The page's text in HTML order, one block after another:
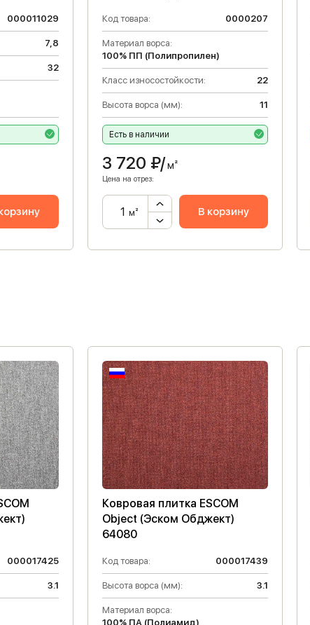
000011029
7,8
32
Код товара: 0000207
Материал ворса:
100% ПП (Полипропилен)
Класс износостойкости: 22
Высота ворса (мм): 11
Есть в наличии
3 720 ₽/м²
Цена на отрез:
м² В корзину
000017425
3.1
Ковровая плитка ESCOM
Object (Эском Обджект)
64080
Код товара: 000017439
Высота ворса (мм): 3.1
Материал ворса:
100% ПА (Полиамид)